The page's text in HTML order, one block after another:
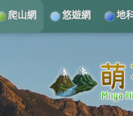
爬山網 悠遊網 地